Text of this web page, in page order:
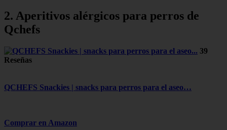
2. Aperitivos alérgicos para perros de
Qchefs
39
Reseñas
QCHEFS Snackies | snacks para perros para el aseo…
Comprar en Amazon